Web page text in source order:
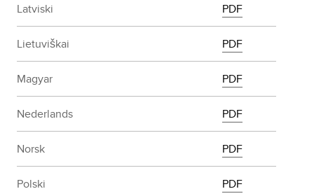
Latviski PDF
Lietuviškai PDF
Magyar PDF
Nederlands PDF
Norsk PDF
Polski PDF